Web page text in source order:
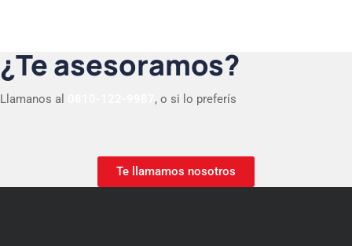
¿Te asesoramos?
Llamanos al , o si lo preferís
Te llamamos nosotros